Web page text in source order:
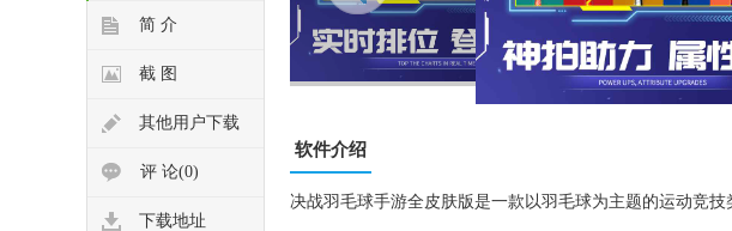
简 介
截 图
其他用户下载
评 论(0)
下载地址
软件介绍
决战羽毛球手游全皮肤版是一款以羽毛球为主题的运动竞